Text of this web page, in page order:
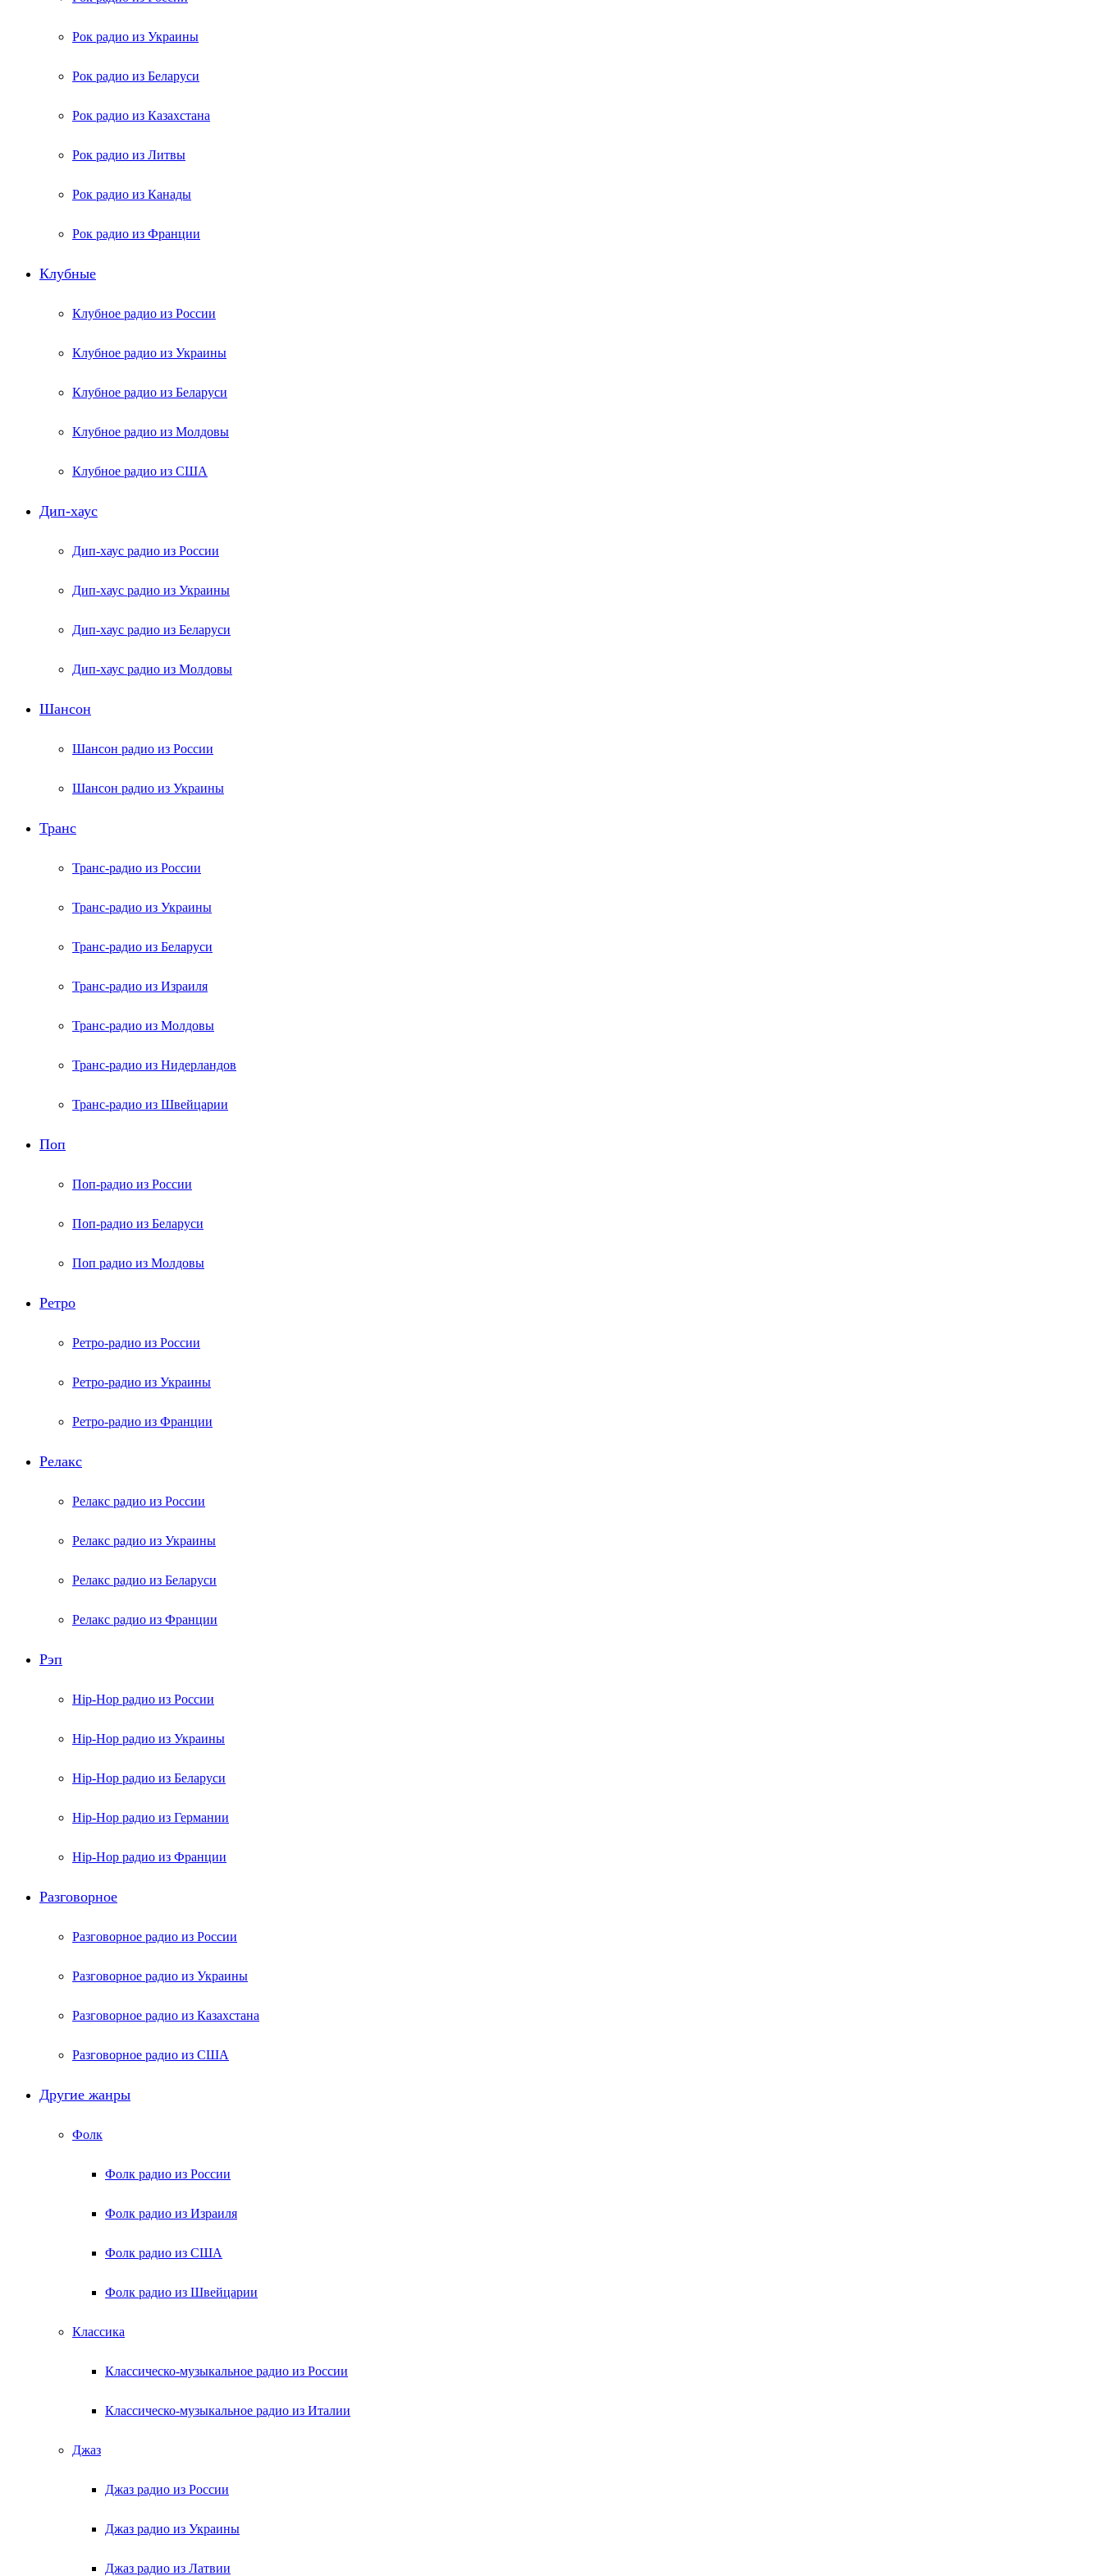
Рок радио из Украины
Рок радио из Беларуси
Рок радио из Казахстана
Рок радио из Литвы
Рок радио из Канады
Рок радио из Франции
Клубные
Клубное радио из России
Клубное радио из Украины
Клубное радио из Беларуси
Клубное радио из Молдовы
Клубное радио из США
Дип-хаус
Дип-хаус радио из России
Дип-хаус радио из Украины
Дип-хаус радио из Беларуси
Дип-хаус радио из Молдовы
Шансон
Шансон радио из России
Шансон радио из Украины
Транс
Транс-радио из России
Транс-радио из Украины
Транс-радио из Беларуси
Транс-радио из Израиля
Транс-радио из Молдовы
Транс-радио из Нидерландов
Транс-радио из Швейцарии
Поп
Поп-радио из России
Поп-радио из Беларуси
Поп радио из Молдовы
Ретро
Ретро-радио из России
Ретро-радио из Украины
Ретро-радио из Франции
Релакс
Релакс радио из России
Релакс радио из Украины
Релакс радио из Беларуси
Релакс радио из Франции
Рэп
Hip-Hop радио из России
Hip-Hop радио из Украины
Hip-Hop радио из Беларуси
Hip-Hop радио из Германии
Hip-Hop радио из Франции
Разговорное
Разговорное радио из России
Разговорное радио из Украины
Разговорное радио из Казахстана
Разговорное радио из США
Другие жанры
Фолк
Фолк радио из России
Фолк радио из Израиля
Фолк радио из США
Фолк радио из Швейцарии
Классика
Классическо-музыкальное радио из России
Классическо-музыкальное радио из Италии
Джаз
Джаз радио из России
Джаз радио из Украины
Джаз радио из Латвии